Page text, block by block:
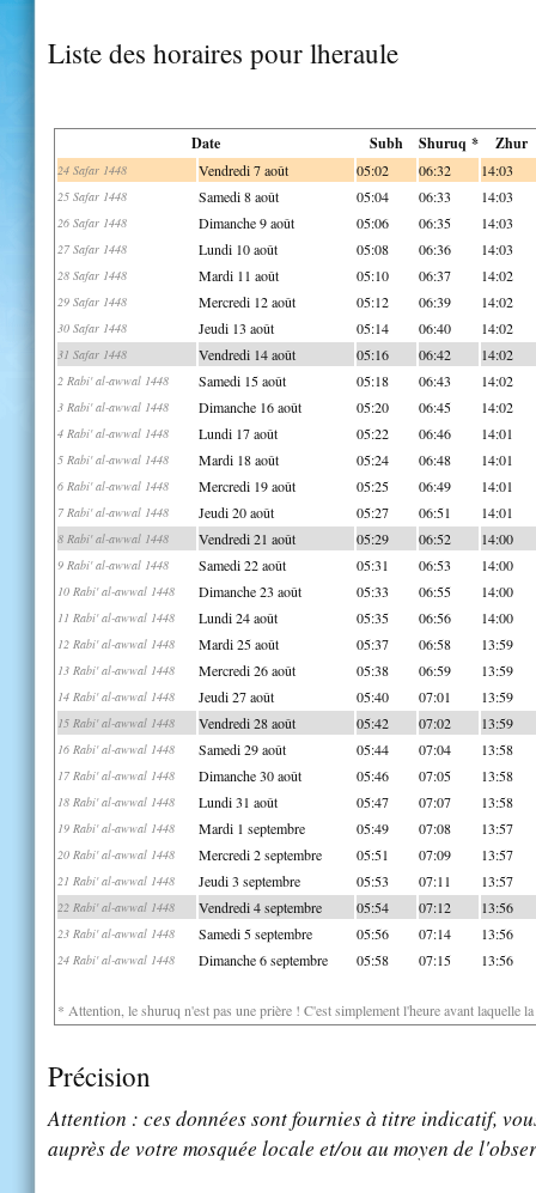
Liste des horaires pour lheraule
Date Subh Shuruq * Zhur
24 Safar 1448 Vendredi 7 août 05:02 06:32 14:03
25 Safar 1448 Samedi 8 août 05:04 06:33 14:03
26 Safar 1448 Dimanche 9 août 05:06 06:35 14:03
27 Safar 1448 Lundi 10 août 05:08 06:36 14:03
28 Safar 1448 Mardi 11 août 05:10 06:37 14:02
29 Safar 1448 Mercredi 12 août 05:12 06:39 14:02
30 Safar 1448 Jeudi 13 août 05:14 06:40 14:02
31 Safar 1448 Vendredi 14 août 05:16 06:42 14:02
2 Rabi' al-awwal 1448 Samedi 15 août 05:18 06:43 14:02
3 Rabi' al-awwal 1448 Dimanche 16 août 05:20 06:45 14:02
4 Rabi' al-awwal 1448 Lundi 17 août 05:22 06:46 14:01
5 Rabi' al-awwal 1448 Mardi 18 août 05:24 06:48 14:01
6 Rabi' al-awwal 1448 Mercredi 19 août 05:25 06:49 14:01
7 Rabi' al-awwal 1448 Jeudi 20 août 05:27 06:51 14:01
8 Rabi' al-awwal 1448 Vendredi 21 août 05:29 06:52 14:00
9 Rabi' al-awwal 1448 Samedi 22 août 05:31 06:53 14:00
10 Rabi' al-awwal 1448 Dimanche 23 août 05:33 06:55 14:00
11 Rabi' al-awwal 1448 Lundi 24 août 05:35 06:56 14:00
12 Rabi' al-awwal 1448 Mardi 25 août 05:37 06:58 13:59
13 Rabi' al-awwal 1448 Mercredi 26 août 05:38 06:59 13:59
14 Rabi' al-awwal 1448 Jeudi 27 août 05:40 07:01 13:59
15 Rabi' al-awwal 1448 Vendredi 28 août 05:42 07:02 13:59
16 Rabi' al-awwal 1448 Samedi 29 août 05:44 07:04 13:58
17 Rabi' al-awwal 1448 Dimanche 30 août 05:46 07:05 13:58
18 Rabi' al-awwal 1448 Lundi 31 août 05:47 07:07 13:58
19 Rabi' al-awwal 1448 Mardi 1 septembre 05:49 07:08 13:57
20 Rabi' al-awwal 1448 Mercredi 2 septembre 05:51 07:09 13:57
21 Rabi' al-awwal 1448 Jeudi 3 septembre 05:53 07:11 13:57
22 Rabi' al-awwal 1448 Vendredi 4 septembre 05:54 07:12 13:56
23 Rabi' al-awwal 1448 Samedi 5 septembre 05:56 07:14 13:56
24 Rabi' al-awwal 1448 Dimanche 6 septembre 05:58 07:15 13:56
* Attention, le shuruq n'est pas une prière ! C'est simplement l'heure avant laquelle
Précision
Attention : ces données sont fournies à titre indicatif,
auprès de votre mosquée locale et/ou au moyen de